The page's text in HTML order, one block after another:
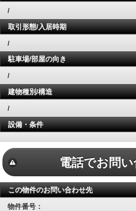
/
取引形態/入居時期
/
駐車場/部屋の向き
/
建物種別/構造
/
設備・条件
電話でお問
この物件のお問い合わせ先
物件番号：